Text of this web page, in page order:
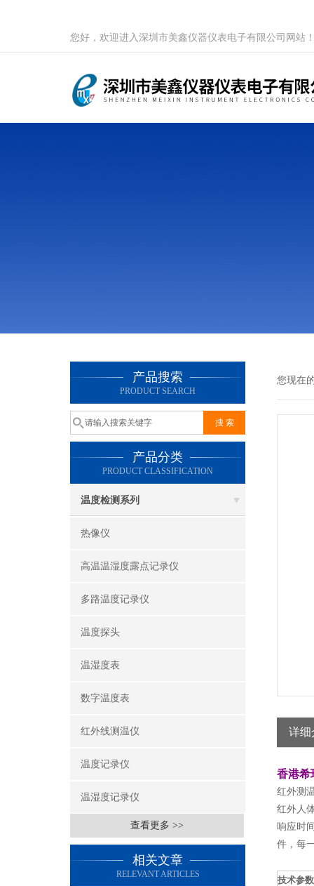
您好，欢迎进入深圳市美鑫仪器仪表电子有限公司网站
产品搜索
PRODUCT SEARCH
产品分类
PRODUCT CLASSIFICATION
温度检测系列
热像仪
高温温湿度露点记录仪
多路温度记录仪
温度探头
温湿度表
数字温度表
红外线测温仪
温度记录仪
温湿度记录仪
查看更多 >>
相关文章
RELEVANT ARTICLES
您现在
详细
香港希
红外测
红外人
响应时
件，每
技术参数